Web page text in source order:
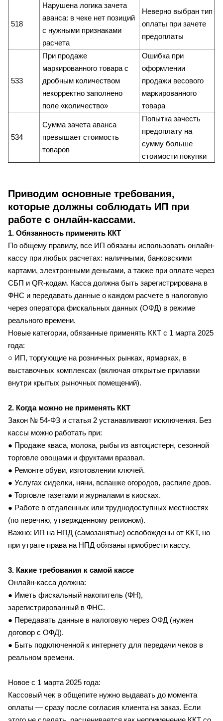
518
Нарушена логика зачета
аванса: в чеке нет позиций
с нужными признаками
расчета
Неверно выбран тип
оплаты при зачете
предоплаты
533
При продаже
маркированного товара с
дробным количеством
некорректно заполнено
поле «количество»
Ошибка при
оформлении
продажи весового
маркированного
товара
534
Сумма зачета аванса
превышает стоимость
товаров
Попытка зачесть
предоплату на
сумму больше
стоимости покупки
Приводим основные требования,
которые должны соблюдать ИП при
работе с онлайн-кассами.
1. Обязанность применять ККТ
По общему правилу, все ИП обязаны использовать онлайн-
кассу при любых расчетах: наличными, банковскими
картами, электронными деньгами, а также при оплате через
СБП и QR-кодам. Касса должна быть зарегистрирована в
ФНС и передавать данные о каждом расчете в налоговую
через оператора фискальных данных (ОФД) в режиме
реального времени.
Новые категории, обязанные применять ККТ с 1 марта 2025
года:
○ ИП, торгующие на розничных рынках, ярмарках, в
выставочных комплексах (включая открытые прилавки
внутри крытых рыночных помещений).
2. Когда можно не применять ККТ
Закон № 54-ФЗ и статья 2 устанавливают исключения. Без
кассы можно работать при:
● Продаже кваса, молока, рыбы из автоцистерн, сезонной
торговле овощами и фруктами вразвал.
● Ремонте обуви, изготовлении ключей.
● Услугах сиделки, няни, вспашке огородов, распиле дров.
● Торговле газетами и журналами в киосках.
● Работе в отдаленных или труднодоступных местностях
(по перечню, утвержденному регионом).
Важно: ИП на НПД (самозанятые) освобождены от ККТ, но
при утрате права на НПД обязаны приобрести кассу.
3. Какие требования к самой кассе
Онлайн-касса должна:
● Иметь фискальный накопитель (ФН),
зарегистрированный в ФНС.
● Передавать данные в налоговую через ОФД (нужен
договор с ОФД).
● Быть подключенной к интернету для передачи чеков в
реальном времени.
Новое с 1 марта 2025 года:
Кассовый чек в общепите нужно выдавать до момента
оплаты — сразу после согласия клиента на заказ. Если